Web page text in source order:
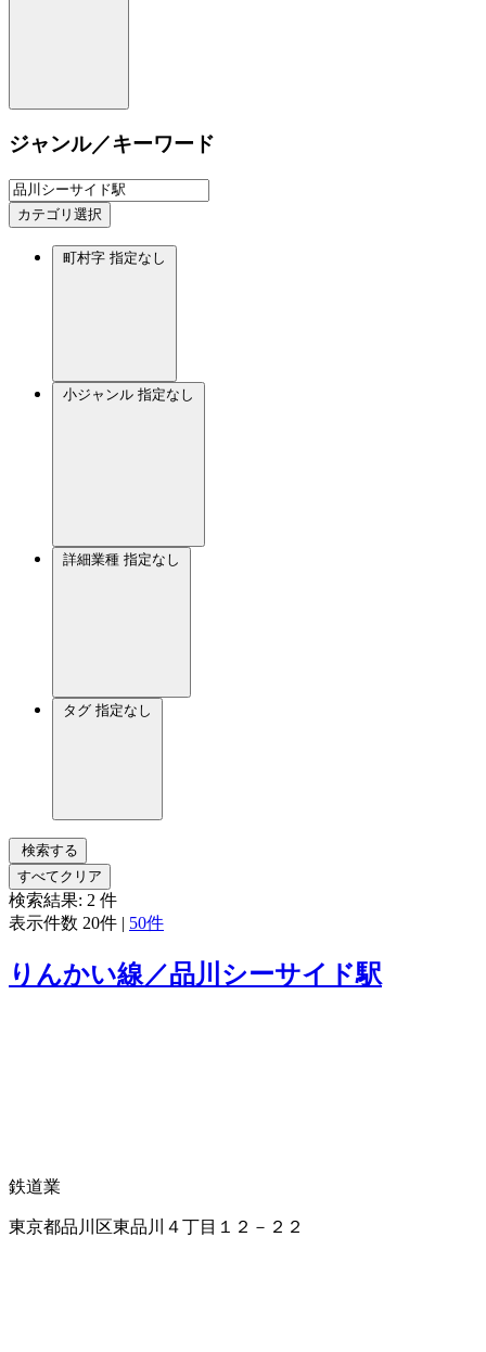
ジャンル／キーワード
カテゴリ選択
町村字 指定なし
小ジャンル 指定なし
詳細業種 指定なし
タグ 指定なし
検索する
すべてクリア
検索結果: 2 件
表示件数 20件 | 50件
りんかい線／品川シーサイド駅
鉄道業
東京都品川区東品川４丁目１２－２２